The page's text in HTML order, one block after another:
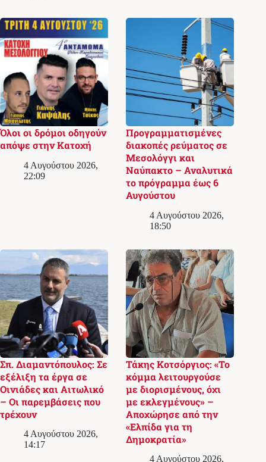
Όλοι οι δρόμοι οδηγούν
απόψε στην Κατοχή
4 Αυγούστου 2026,
22:09
Προγραμματισμένες
διακοπές ρεύματος σε
Μεσολόγγι και
Ναύπακτο – Αναλυτικά
το πρόγραμμα έως 6
Αυγούστου
4 Αυγούστου 2026,
18:50
Σπ. Διαμαντόπουλος: Σε
εξέλιξη τα έργα σε
Οινιάδες και Αιτωλικό
– Οι παρεμβάσεις που
τρέχουν
4 Αυγούστου 2026,
14:17
Τάκης Κοτσόργιος: «Το
κόμμα λειτουργούσε
με διορισμένους, όχι
με εκλεγμένους» –
Αποχώρησε από την
«Ελπίδα για τη
Δημοκρατία»
4 Αυγούστου 2026,